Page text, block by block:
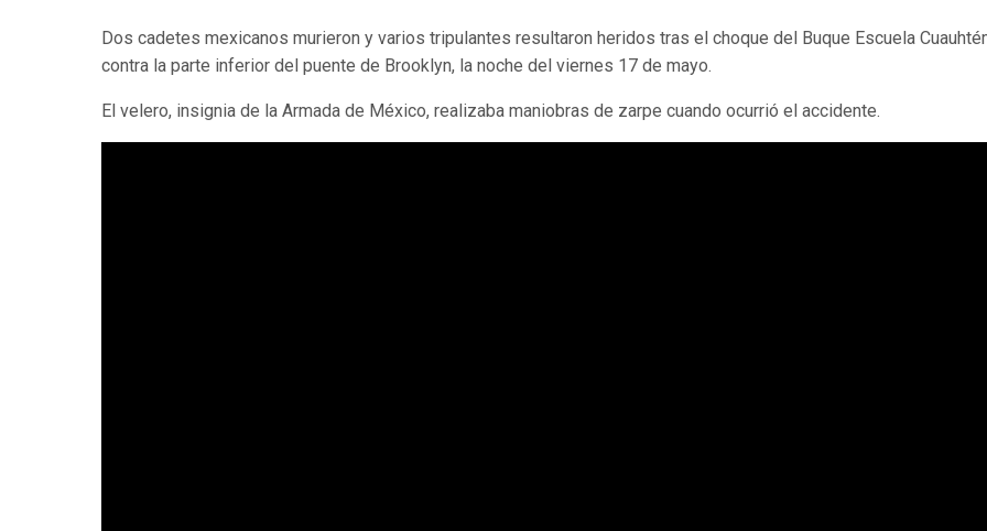
Dos cadetes mexicanos murieron y varios tripulantes resultaron heridos tras el choque del Buque Escuela
contra la parte inferior del puente de Brooklyn, la noche del viernes 17 de mayo.
El velero, insignia de la Armada de México, realizaba maniobras de zarpe cuando ocurrió el accidente.